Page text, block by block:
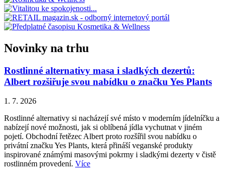
Novinky na trhu
Rostlinné alternativy masa i sladkých dezertů:
Albert rozšiřuje svou nabídku o značku Yes Plants
1. 7. 2026
Rostlinné alternativy si nacházejí své místo v moderním jídelníčku a
nabízejí nové možnosti, jak si oblíbená jídla vychutnat v jiném
pojetí. Obchodní řetězec Albert proto rozšířil svou nabídku o
privátní značku Yes Plants, která přináší veganské produkty
inspirované známými masovými pokrmy i sladkými dezerty v čistě
rostlinném provedení. Více